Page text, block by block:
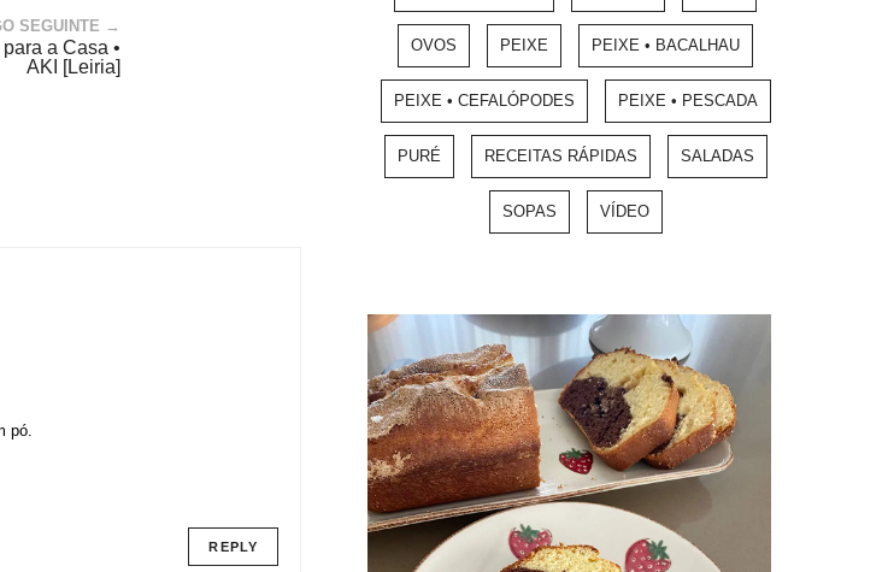
SEGUINTE →
a Casa •
AKI [Leiria]
pó.
REPLY
OVOS PEIXE PEIXE • BACALHAU
PEIXE • CEFALÓPODES PEIXE • PESCADA
PURÉ RECEITAS RÁPIDAS SALADAS
SOPAS VÍDEO